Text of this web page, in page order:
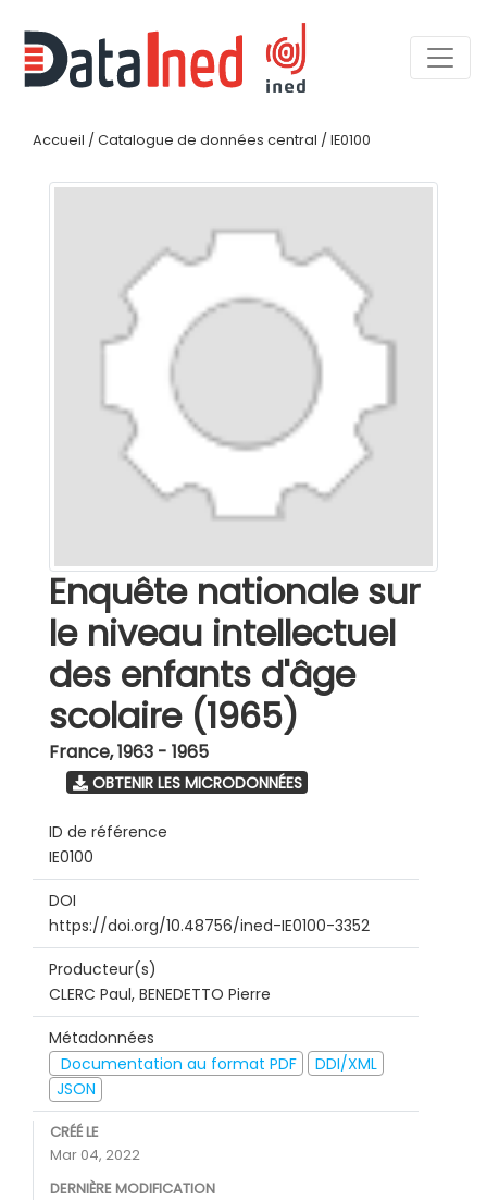
Accueil / Catalogue de données central / IE0100
Enquête nationale sur
le niveau intellectuel
des enfants d'âge
scolaire (1965)
France,1963 - 1965
OBTENIR LES MICRODONNÉES
ID de référence
IE0100
DOI
https://doi.org/10.48756/ined-IE0100-3352
Producteur(s)
CLERC Paul, BENEDETTO Pierre
Métadonnées
Documentation au format PDF
DDI/XML
JSON
CRÉÉ LE
Mar 04, 2022
DERNIÈRE MODIFICATION